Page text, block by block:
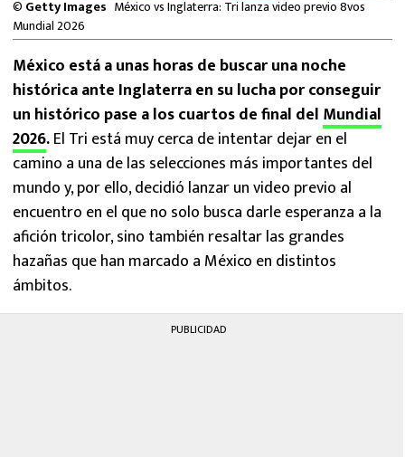
© Getty Images México vs Inglaterra: Tri lanza video previo 8vos
Mundial 2026
México está a unas horas de buscar una noche
histórica ante Inglaterra en su lucha por conseguir
un histórico pase a los cuartos de final del Mundial
2026.El Tri está muy cerca de intentar dejar en el
camino a una de las selecciones más importantes del
mundo y, por ello, decidió lanzar un video previo al
encuentro en el que no solo busca darle esperanza a la
afición tricolor, sino también resaltar las grandes
hazañas que han marcado a México en distintos
ámbitos.
PUBLICIDAD